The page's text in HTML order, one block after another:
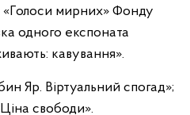
«Голоси мирних» Фонду
одного експоната
кавування».
Яр. Віртуальний спогад»;
свободи».